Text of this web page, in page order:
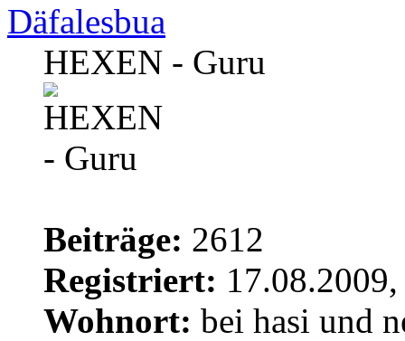
Däfalesbua
HEXEN - Guru
Beiträge: 2612
Registriert:
Wohnort: bei hasi und